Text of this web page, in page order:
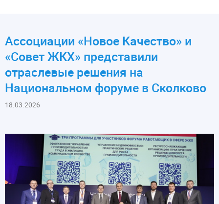
Ассоциации «Новое Качество» и
«Совет ЖКХ» представили
отраслевые решения на
Национальном форуме в Сколково
18.03.2026